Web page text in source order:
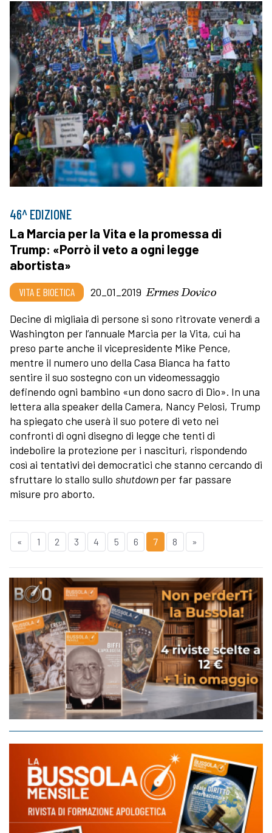
46^ EDIZIONE
La Marcia per la Vita e la promessa di
Trump: «Porrò il veto a ogni legge
abortista»
VITA E BIOETICA 20_01_2019 Ermes Dovico
Decine di migliaia di persone si sono ritrovate venerdì a
Washington per l’annuale Marcia per la Vita, cui ha
preso parte anche il vicepresidente Mike Pence,
mentre il numero uno della Casa Bianca ha fatto
sentire il suo sostegno con un videomessaggio
definendo ogni bambino «un dono sacro di Dio». In una
lettera alla speaker della Camera, Nancy Pelosi, Trump
ha spiegato che userà il suo potere di veto nei
confronti di ogni disegno di legge che tenti di
indebolire la protezione per i nascituri, rispondendo
così ai tentativi dei democratici che stanno cercando di
sfruttare lo stallo sullo shutdownper far passare
misure pro aborto.
« 1 2 3 4 5 6 7 8 »